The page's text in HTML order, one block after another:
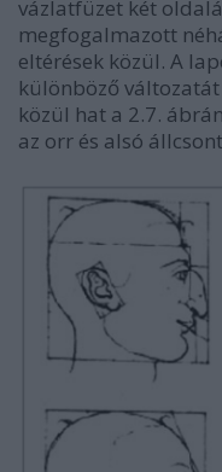
vázlatfüzet két
megfogalmazott
eltérések közül. A
különböző
közül hat a 2.7.
az orr és alsó